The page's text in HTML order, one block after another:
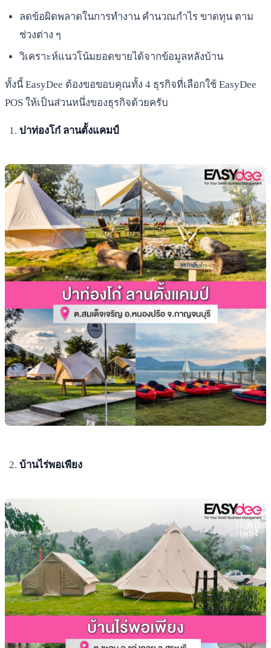
ลดข้อผิดพลาดในการทำงาน คำนวณกำไร ขาดทุน ตาม
ช่วงต่าง ๆ
วิเคราะห์แนวโน้มยอดขายได้จากข้อมูลหลังบ้าน
ทั้งนี้ EasyDee ต้องขอขอบคุณทั้ง 4 ธุรกิจที่เลือกใช้ EasyDee
POS ให้เป็นส่วนหนึ่งของธุรกิจด้วยครับ
ปาท่องโก๋ ลานตั้งแคมป์
บ้านไร่พอเพียง